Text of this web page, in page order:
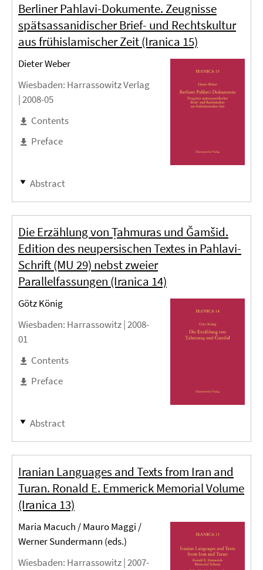
Berliner Pahlavi-Dokumente. Zeugnisse
spätsassanidischer Brief- und Rechtskultur
aus frühislamischer Zeit (Iranica 15)
Dieter Weber
Wiesbaden: Harrassowitz Verlag
|2008-05
Contents
Preface
Abstract
Die Erzählung von Ṭahmuras und Ǧamšid.
Edition des neupersischen Textes in Pahlavi-
Schrift (MU 29) nebst zweier
Parallelfassungen (Iranica 14)
Götz König
Wiesbaden: Harrassowitz |2008-
01
Contents
Preface
Abstract
Iranian Languages and Texts from Iran and
Turan. Ronald E. Emmerick Memorial Volume
(Iranica 13)
Maria Macuch / Mauro Maggi /
Werner Sundermann (eds.)
Wiesbaden: Harrassowitz |2007-